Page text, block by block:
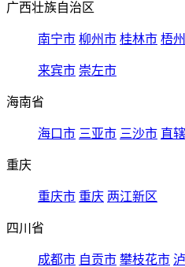
广西壮族自治区
南宁市 柳州市 桂林市 梧
来宾市 崇左市
海南省
海口市 三亚市 三沙市 直
重庆
重庆市 重庆 两江新区
四川省
成都市 自贡市 攀枝花市